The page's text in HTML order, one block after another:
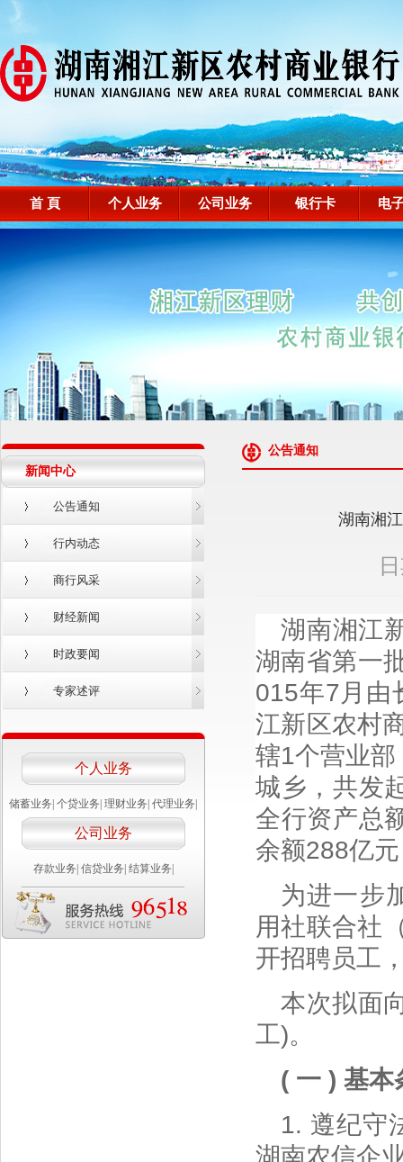
首 頁 个人业务 公司业务 银行卡 电
新闻中心
公告通知
行内动态
商行风采
财经新闻
时政要闻
专家述评
个人业务
储蓄业务 个贷业务 理财业务 代理业务
公司业务
存款业务 信贷业务 结算业务
公告通知
湖南湘
湖南湘江
湖南省第一
015年7月由
江新区农村
辖1个营业
城乡，共发
全行资产总
余额288亿
为进一步
用社联合社
开招聘员工
本次拟面
工)。
( 一 ) 基本
1. 遵纪守
湖南农信企